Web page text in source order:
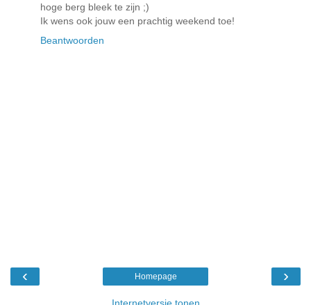
hoge berg bleek te zijn ;)
Ik wens ook jouw een prachtig weekend toe!
Beantwoorden
‹ ›
Homepage